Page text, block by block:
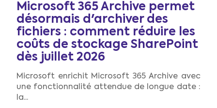
Microsoft 365 Archive permet
désormais d'archiver des
fichiers : comment réduire les
coûts de stockage SharePoint
dès juillet 2026
Microsoft enrichit Microsoft 365 Archive avec
une fonctionnalité attendue de longue date :
la...